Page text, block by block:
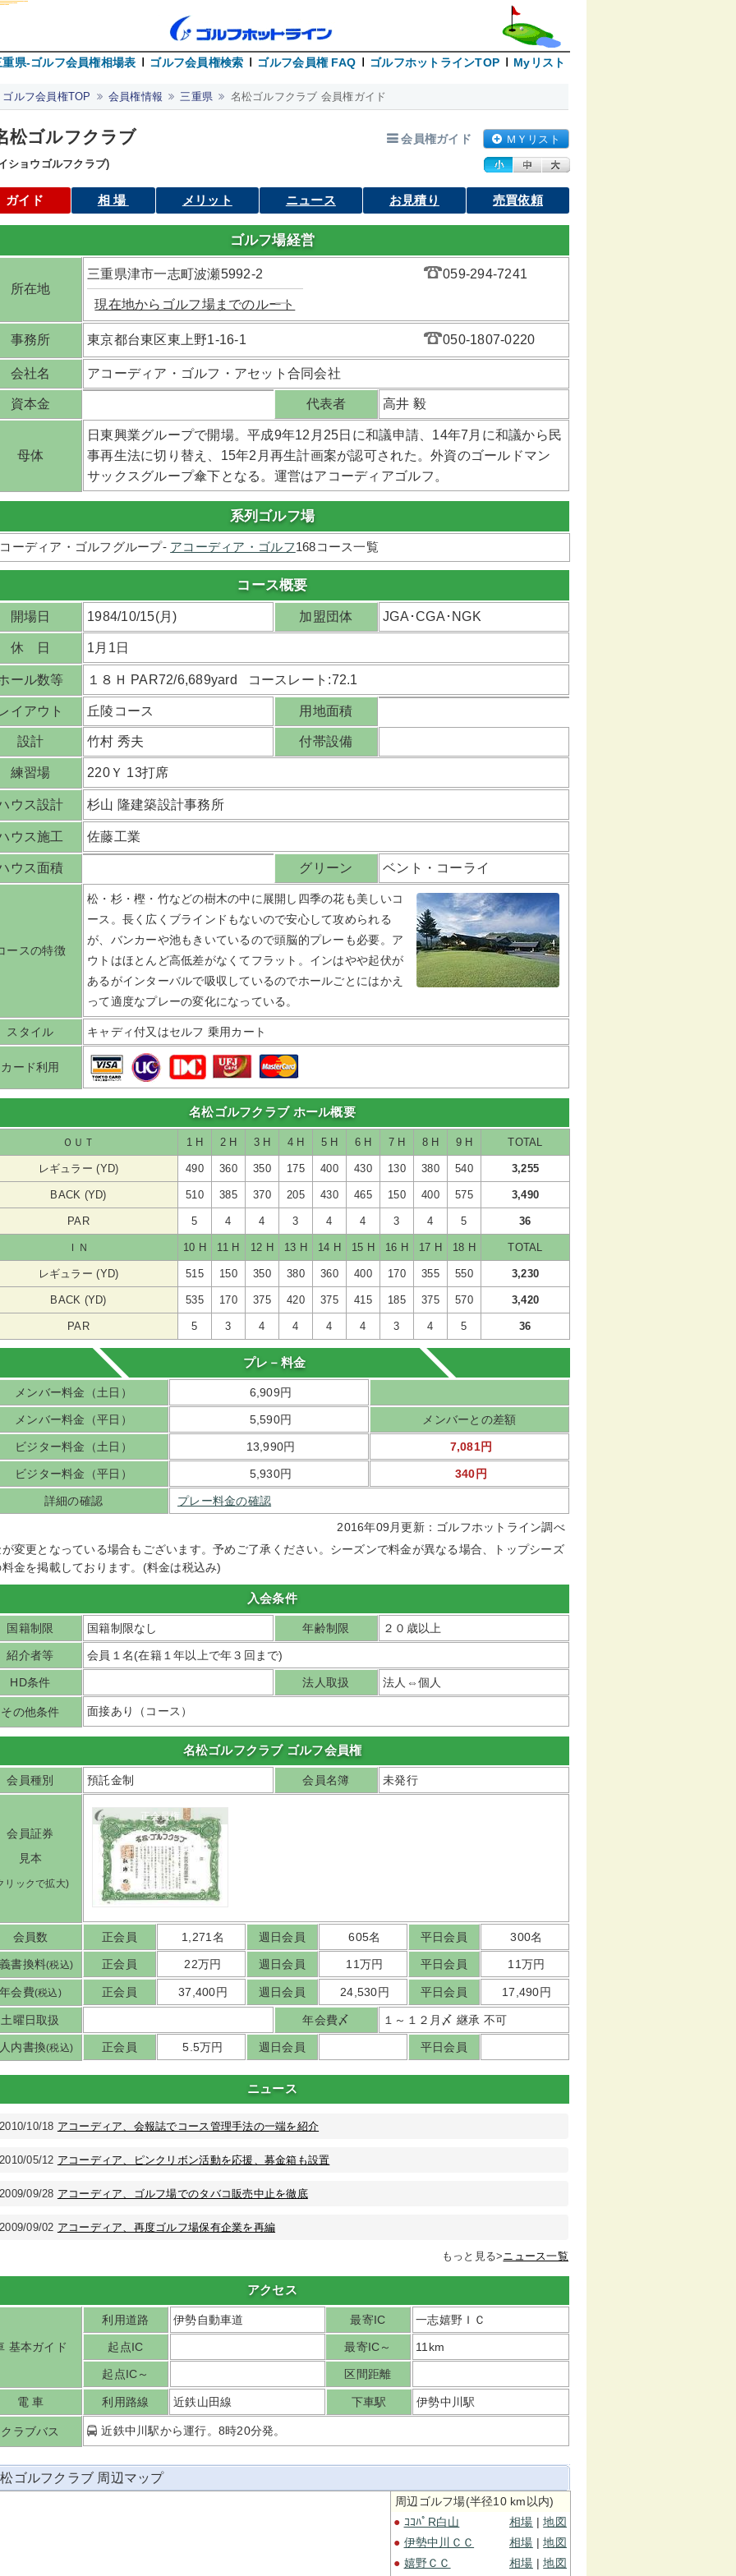
重県-ゴルフ会員権相場表 ゴルフ会員権検索 ゴルフ会員権 FAQ ゴルフホットラインTOP Myリスト
ゴルフ会員権TOP 会員権情報 三重県 名松ゴルフクラブ 会員権ガイド
松ゴルフクラブ 会員権ガイド ＭＹリスト
ショウゴルフクラブ)
ガイド 相場 メリット ニュース お見積り 売買依頼
ゴルフ場経営
所在地
三重県津市一志町波瀬5992-2
現在地からゴルフ場までのルート
059-294-7241
事務所 東京都台東区東上野1-16-1 050-1807-0220
会社名 アコーディア・ゴルフ・アセット合同会社
資本金 代表者 高井 毅
母体
日東興業グループで開場。平成9年12月25日に和議申請、14年7月に和議から民
事再生法に切り替え、15年2月再生計画案が認可された。外資のゴールドマン
サックスグループ傘下となる。運営はアコーディアゴルフ。
系列ゴルフ場
ーディア・ゴルフグループ- アコーディア・ゴルフ168コース一覧
コース概要
開場日 1984/10/15(月) 加盟団体 JGA･CGA･NGK
休 日 1月1日
ール数等 １８Ｈ PAR72/6,689yard コースレート:72.1
イアウト 丘陵コース 用地面積
設計 竹村 秀夫 付帯設備
練習場 220Ｙ 13打席
ウス設計 杉山 隆建築設計事務所
ウス施工 佐藤工業
ウス面積 グリーン ベント・コーライ
ースの特徴
松・杉・樫・竹などの樹木の中に展開し四季の花も美しいコ
ース。長く広くブラインドもないので安心して攻められる
が、バンカーや池もきいているので頭脳的プレーも必要。ア
ウトはほとんど高低差がなくてフラット。インはやや起伏が
あるがインターバルで吸収しているのでホールごとにはかえ
って適度なプレーの変化になっている。
スタイル キャディ付又はセルフ 乗用カート
カード利用
名松ゴルフクラブ ホール概要
ＯＵＴ 1 H 2 H 3 H 4 H 5 H 6 H 7 H 8 H 9 H TOTAL
レギュラー (YD) 490 360 350 175 400 430 130 380 540 3,255
BACK (YD) 510 385 370 205 430 465 150 400 575 3,490
PAR 5 4 4 3 4 4 3 4 5 36
ＩＮ 10 H 11 H 12 H 13 H 14 H 15 H 16 H 17 H 18 H TOTAL
レギュラー (YD) 515 150 350 380 360 400 170 355 550 3,230
BACK (YD) 535 170 375 420 375 415 185 375 570 3,420
PAR 5 3 4 4 4 4 3 4 5 36
プレ－料金
メンバー料金（土日） 6,909円
メンバー料金（平日） 5,590円 メンバーとの差額
ビジター料金（土日） 13,990円 7,081円
ビジター料金（平日） 5,930円 340円
詳細の確認
プレー料金の確認
2016年09月更新：ゴルフホットライン調べ
変更となっている場合もございます。予めご了承ください。シーズンで料金が異なる場合、トップシーズ
金を掲載しております。(料金は税込み)
入会条件
国籍制限 国籍制限なし 年齢制限 ２０歳以上
紹介者等 会員１名(在籍１年以上で年３回まで)
HD条件 法人取扱 法人⇔個人
その他条件 面接あり（コース）
名松ゴルフクラブ ゴルフ会員権
会員種別 預託金制 会員名簿 未発行
会員証券
見本
リックで拡大)
正会員権
会員数 正会員 1,271名 週日会員 605名 平日会員 300名
書換料(税込) 正会員 22万円 週日会員 11万円 平日会員 11万円
年会費(税込) 正会員 37,400円 週日会員 24,530円 平日会員 17,490円
土曜日取扱 年会費〆 １～１２月〆 継承 不可
内書換(税込) 正会員 5.5万円 週日会員 平日会員
ニュース
2010/10/18 アコーディア、会報誌でコース管理手法の一端を紹介
2010/05/12 アコーディア、ピンクリボン活動を応援、募金箱も設置
2009/09/28 アコーディア、ゴルフ場でのタバコ販売中止を徹底
2009/09/02 アコーディア、再度ゴルフ場保有企業を再編
もっと見る>ニュース一覧
アクセス
基本ガイド
利用道路 伊勢自動車道 最寄IC 一志嬉野ＩＣ
起点IC 最寄IC～ 11km
起点IC～ 区間距離
電 車 利用路線 近鉄山田線 下車駅 伊勢中川駅
クラブバス 近鉄中川駅から運行。8時20分発。
ゴルフクラブ 周辺マップ
周辺ゴルフ場(半径10 km以内)
● ｺｺﾊﾟR白山 相場 |地図
● 伊勢中川ＣＣ 相場 |地図
● 嬉野ＣＣ 相場 |地図